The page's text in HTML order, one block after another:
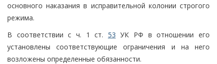
основного наказания в исправительной колонии строгого
режима.
В соответствии с ч. 1 ст. 53 УК РФ в отношении его
установлены соответствующие ограничения и на него
возложены определенные обязанности.